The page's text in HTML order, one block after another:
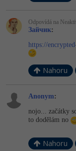
Odpovídá na
Зайчик:
https://
Nahoru
Anonym:
nojo... začátky
to dodělám no
Nahoru